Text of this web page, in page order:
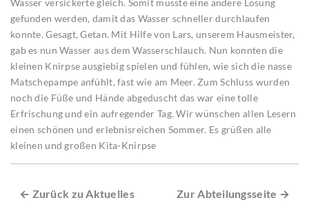
Wasser versickerte gleich. Somit musste eine andere Lösung
gefunden werden, damit das Wasser schneller durchlaufen
konnte. Gesagt, Getan. Mit Hilfe von Lars, unserem Hausmeister,
gab es nun Wasser aus dem Wasserschlauch. Nun konnten die
kleinen Knirpse ausgiebig spielen und fühlen, wie sich die nasse
Matschepampe anfühlt, fast wie am Meer. Zum Schluss wurden
noch die Füße und Hände abgeduscht das war eine tolle
Erfrischung und ein aufregender Tag. Wir wünschen allen Lesern
einen schönen und erlebnisreichen Sommer. Es grüßen alle
kleinen und großen Kita-Knirpse
← Zurück zu Aktuelles Zur Abteilungsseite →